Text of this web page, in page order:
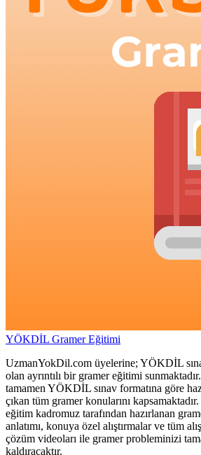
YÖKDİL Gramer Eğitimi
UzmanYokDil.com üyelerine; YÖKDİL
olan ayrıntılı bir gramer eğitimi
tamamen YÖKDİL sınav formatına göre
çıkan tüm gramer konularını
eğitim kadromuz tarafından hazırlanan
anlatımı, konuya özel alıştırmalar ve tüm
çözüm videoları ile gramer probleminizi
kaldıracaktır.